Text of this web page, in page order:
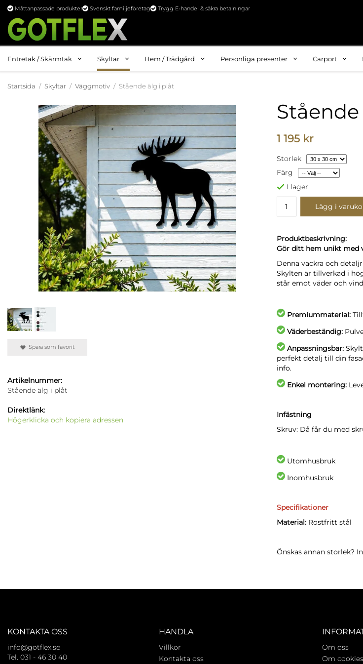
Måttanpassade produkter Svenskt familjeföretag Trygg E-handel & säkra betalningar
Entretak / Skärmtak Skyltar Hem / Trädgård Personliga presenter Carport
Startsida / Skyltar / Väggmotiv / Stående älg i plåt
1 195 kr
Storlek
Färg
I lager
Lägg i
Produktbeskrivning:
Gör ditt hem unikt med
Denna vackra och
Skylten är tillverkad i
står emot väder och
Premiummaterial:
Väderbeständig:
Anpassningsbar:
perfekt detalj till din
info.
Enkel montering:
Infästning
Skruv: Då får du med
Utomhusbruk
Inomhusbruk
Specifikationer
Material:Rostfritt stål
Önskas annan storlek?
Spara som favorit
Artikelnummer:
Stående älg i plåt
Direktlänk:
Högerklicka och kopiera adressen
KONTAKTA OSS
info@gotflex.se
Tel. 031 - 46 30 40
HANDLA
Villkor
Kontakta oss
Om oss
Om cookies